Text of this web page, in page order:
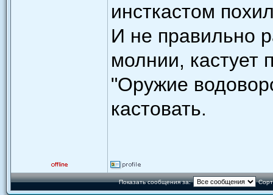
инсткастом
И не правильно
молнии, кастует
"Оружие
кастовать.
Показать сообщения за: